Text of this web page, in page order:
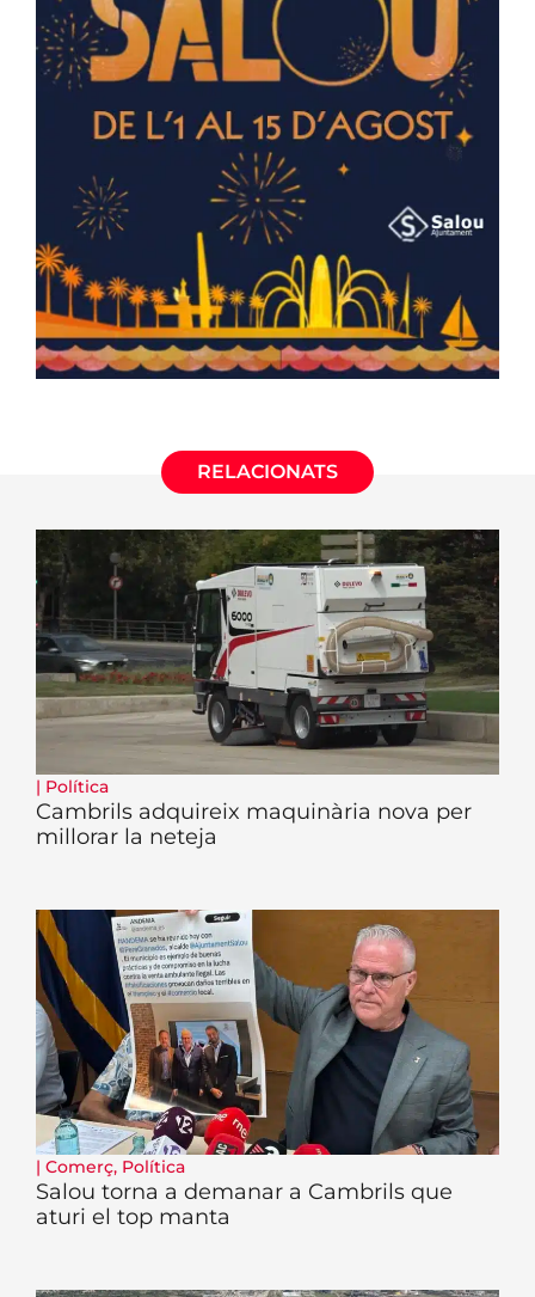
RELACIONATS
| Política
Cambrils adquireix maquinària nova per
millorar la neteja
| Comerç, Política
Salou torna a demanar a Cambrils que
aturi el top manta